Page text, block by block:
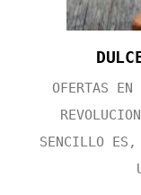
OFERTAS EN
SENCILLO ES,